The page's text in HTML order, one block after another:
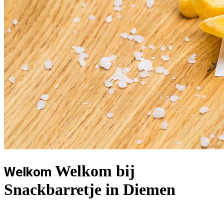
Welkom Welkom bij
Snackbarretje in Diemen